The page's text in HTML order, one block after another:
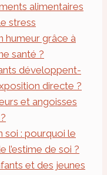
alimentaires
stress
humeur grâce à
santé ?
développent-
directe ?
et angoisses
soi : pourquoi le
l’estime de soi ?
et des jeunes